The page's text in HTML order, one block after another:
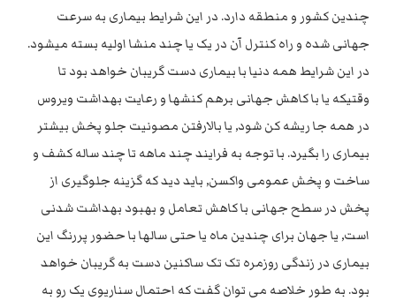
چندین کشور و منطقه دارد. در این شرایط بیماری به سرعت
جهانی شده و راه کنترل آن در یک یا چند منشا اولیه بسته میشود.
در این شرایط همه دنیا با بیماری دست گریبان خواهد بود تا
وقتیکه یا با کاهش جهانی برهم کنشها و رعایت بهداشت ویروس
در همه جا ریشه کن شود, یا بالارفتن مصونیت جلو پخش بیشتر
بیماری را بگیرد. با توجه به فرایند چند ماهه تا چند ساله کشف و
ساخت و پخش عمومی واکسن, باید دید که گزینه جلوگیری از
پخش در سطح جهانی با کاهش تعامل و بهبود بهداشت شدنی
است, یا جهان برای چندین ماه یا حتی سالها با حضور پررنگ این
بیماری در زندگی روزمره تک تک ساکنین دست به گریبان خواهد
بود. به طور خلاصه می توان گفت که احتمال سناریوی یک رو به